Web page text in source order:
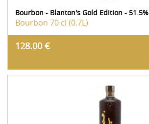
Bourbon - Blanton's Gold Edition - 51.5%
Bourbon 70 cl (0.7L)
128.00 €